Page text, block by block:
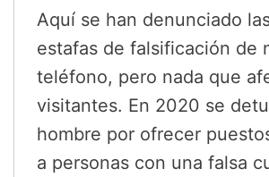
Aquí se han denunciado
estafas de falsificación de
teléfono, pero nada que
visitantes. En 2020 se
hombre por ofrecer
a personas con una falsa